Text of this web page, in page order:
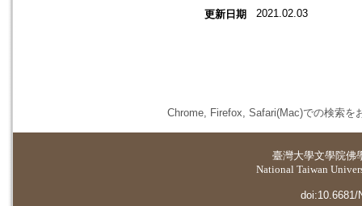
更新日期 2021.02.03
Chrome, Firefox, Safari(Mac)での検索を
臺灣大學文學院佛
National Taiwan
doi:10.6681/